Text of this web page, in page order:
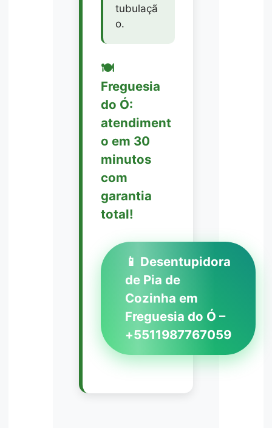
tubulaçã
o.
🍽️
Freguesia
do Ó:
atendiment
o em 30
minutos
com
garantia
total!
📱 Desentupidora
de Pia de
Cozinha em
Freguesia do Ó –
+5511987767059